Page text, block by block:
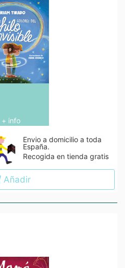
+ info
Envio a domicilio a toda
España.
Recogida en tienda gratis
Añadir